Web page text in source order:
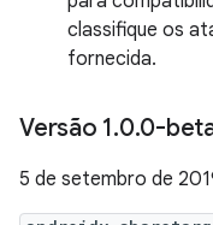
classifique os
fornecida.
Versão 1.0.0-
5 de setembro de